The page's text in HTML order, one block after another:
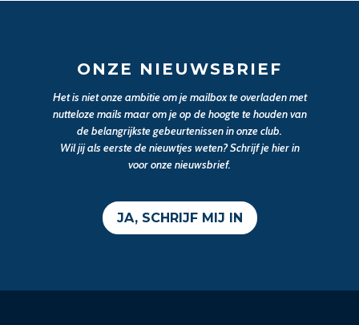
ONZE NIEUWSBRIEF
Het is niet onze ambitie om je mailbox te overladen met
nutteloze mails maar om je op de hoogte te houden van
de belangrijkste gebeurtenissen in onze club.
Wil jij als eerste de nieuwtjes weten? Schrijf je hier in
voor onze nieuwsbrief.
JA, SCHRIJF MIJ IN